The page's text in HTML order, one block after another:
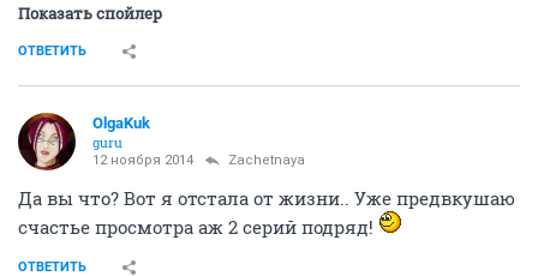
Показать спойлер
ОТВЕТИТЬ
OlgaKuk
guru
12 ноября 2014 Zachetnaya
Да вы что? Вот я отстала от жизни.. Уже предвкушаю
счастье просмотра аж 2 серий подряд!
ОТВЕТИТЬ